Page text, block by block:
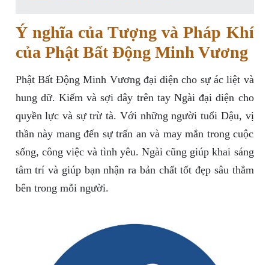
Ý nghĩa của Tượng và Pháp Khí
của Phật Bất Động Minh Vương
Phật Bất Động Minh Vương đại diện cho sự ác liệt và
hung dữ. Kiếm và sợi dây trên tay Ngài đại diện cho
quyền lực và sự trừ tà. Với những người tuổi Dậu, vị
thần này mang đến sự trấn an và may mắn trong cuộc
sống, công việc và tình yêu. Ngài cũng giúp khai sáng
tâm trí và giúp bạn nhận ra bản chất tốt đẹp sâu thẳm
bên trong mỗi người.